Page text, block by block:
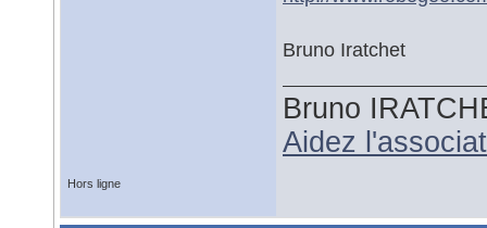
Bruno Iratchet
Bruno
Aidez
Hors ligne